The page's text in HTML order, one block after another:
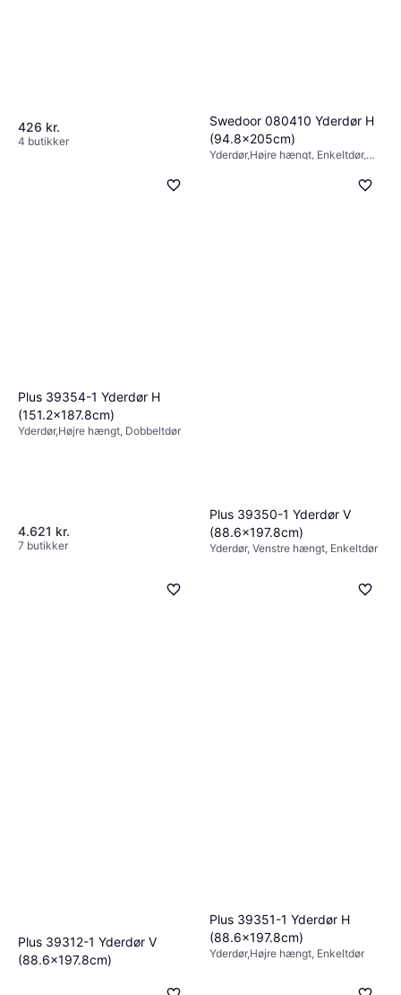
426 kr.
4 butikker
Swedoor 080410 Yderdør H
(94.8x205cm)
Yderdør,Højre hængt, Enkeltdør,
Plus 39354-1 Yderdør H
(151.2x187.8cm)
Yderdør,Højre hængt, Dobbeltdør
4.621 kr.
7 butikker
Plus 39350-1 Yderdør V
(88.6x197.8cm)
Yderdør, Venstre hængt, Enkeltdør
Plus 39312-1 Yderdør V
(88.6x197.8cm)
Plus 39351-1 Yderdør H
(88.6x197.8cm)
Yderdør,Højre hængt, Enkeltdør